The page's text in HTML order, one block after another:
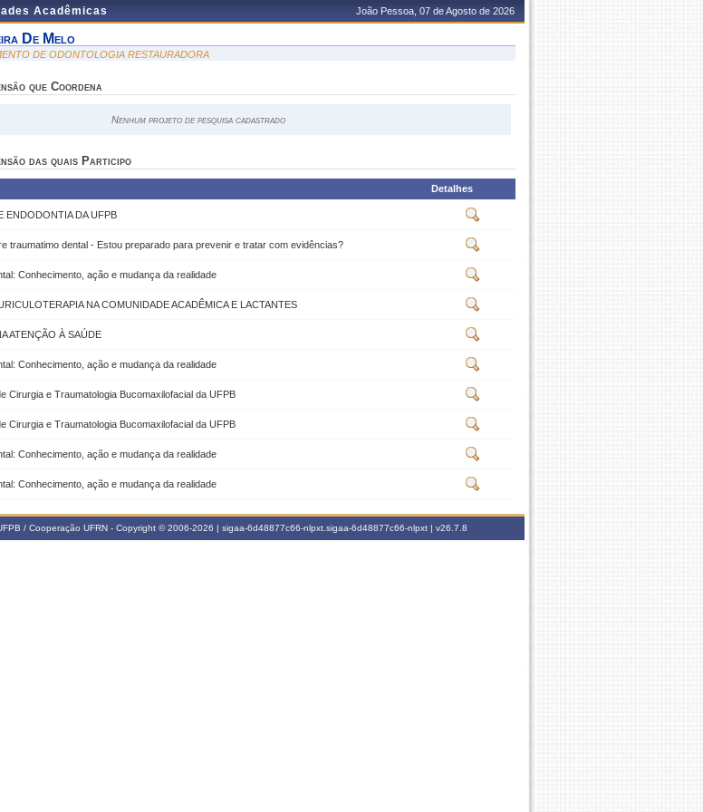
Acadêmicas João Pessoa, 07 de Agosto de 2026
De Melo
DE ODONTOLOGIA RESTAURADORA
que Coordena
Nenhum projeto de pesquisa cadastrado
das quais Participo
Detalhes
ENDODONTIA DA UFPB
traumatimo dental - Estou preparado para prevenir e tratar com evidências?
Conhecimento, ação e mudança da realidade
NA COMUNIDADE ACADÊMICA E LACTANTES
ATENÇÃO À SAÚDE
Conhecimento, ação e mudança da realidade
Cirurgia e Traumatologia Bucomaxilofacial da UFPB
Cirurgia e Traumatologia Bucomaxilofacial da UFPB
Conhecimento, ação e mudança da realidade
Conhecimento, ação e mudança da realidade
/ Cooperação UFRN - Copyright © 2006-2026 | sigaa-6d48877c66-nlpxt.sigaa-6d48877c66-nlpxt | v26.7.8